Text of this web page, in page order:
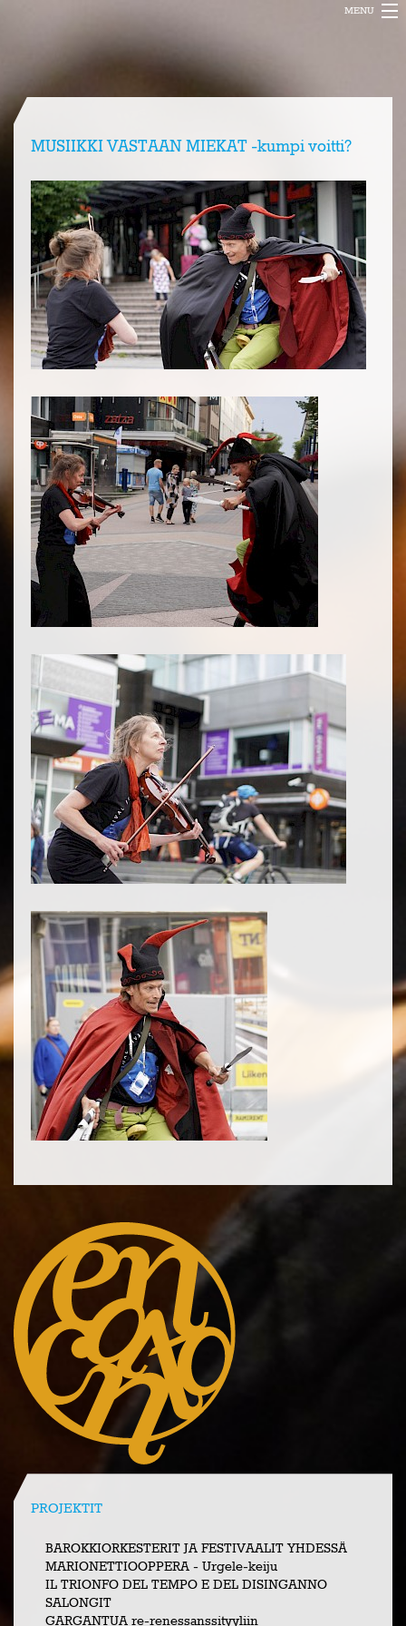
MENU
ENCANTO MUSIC
FESTIVAL
MUSIIKKI VASTAAN MIEKAT -kumpi voitti?
PROJEKTIT
BAROKKIORKESTERIT JA FESTIVAALIT YHDESSÄ
MARIONETTIOOPPERA - Urgele-keiju
IL TRIONFO DEL TEMPO E DEL DISINGANNO
SALONGIT
GARGANTUA re-renessanssityyliin